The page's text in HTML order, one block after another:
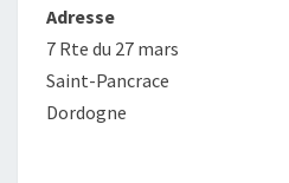
Adresse
7 Rte du 27 mars
Saint-Pancrace
Dordogne